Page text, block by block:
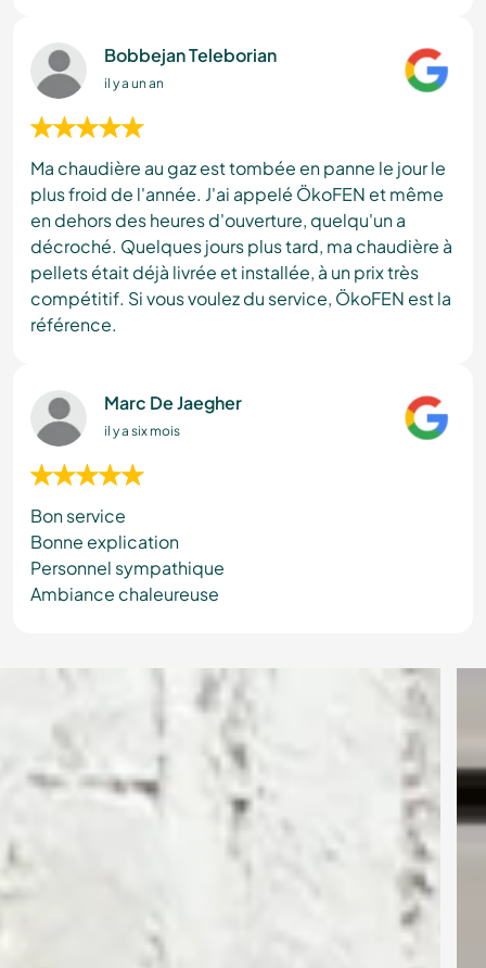
Bobbejan Teleborian
il y a un an
Ma chaudière au gaz est tombée en panne le jour le
plus froid de l'année. J'ai appelé ÖkoFEN et même
en dehors des heures d'ouverture, quelqu'un a
décroché. Quelques jours plus tard, ma chaudière à
pellets était déjà livrée et installée, à un prix très
compétitif. Si vous voulez du service, ÖkoFEN est la
référence.
Marc De Jaegher
il y a six mois
Bon service
Bonne explication
Personnel sympathique
Ambiance chaleureuse